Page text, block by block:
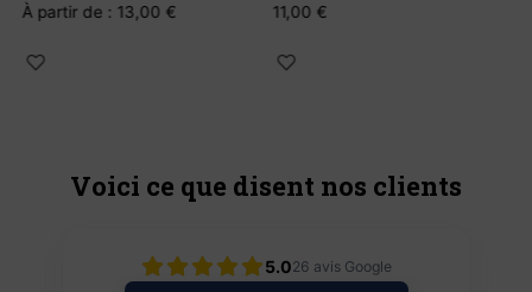
À partir de : 13,00 € 11,00 €
Voici ce que disent nos clients
5.026 avis Google